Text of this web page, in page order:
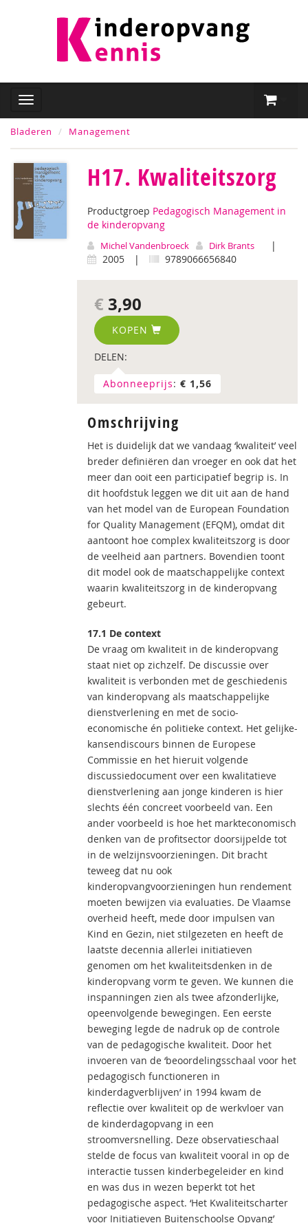
Bladeren Management
H17. Kwaliteitszorg
Productgroep Pedagogisch Management in
de kinderopvang
Michel Vandenbroeck Dirk Brants
|
2005
| 9789066656840
€ 3,90
KOPEN
DELEN:
Abonneeprijs: € 1,56
Omschrijving
Het is duidelijk dat we vandaag ‘kwaliteit’ veel
breder definiëren dan vroeger en ook dat het
meer dan ooit een participatief begrip is. In
dit hoofdstuk leggen we dit uit aan de hand
van het model van de European Foundation
for Quality Management (EFQM), omdat dit
aantoont hoe complex kwaliteitszorg is door
de veelheid aan partners. Bovendien toont
dit model ook de maatschappelijke context
waarin kwaliteitszorg in de kinderopvang
gebeurt.
17.1 De context
De vraag om kwaliteit in de kinderopvang
staat niet op zichzelf. De discussie over
kwaliteit is verbonden met de geschiedenis
van kinderopvang als maatschappelijke
dienstverlening en met de socio-
economische én politieke context. Het gelijke-
kansendiscours binnen de Europese
Commissie en het hieruit volgende
discussiedocument over een kwalitatieve
dienstverlening aan jonge kinderen is hier
slechts één concreet voorbeeld van. Een
ander voorbeeld is hoe het markteconomisch
denken van de profitsector doorsijpelde tot
in de welzijnsvoorzieningen. Dit bracht
teweeg dat nu ook
kinderopvangvoorzieningen hun rendement
moeten bewijzen via evaluaties. De Vlaamse
overheid heeft, mede door impulsen van
Kind en Gezin, niet stilgezeten en heeft de
laatste decennia allerlei initiatieven
genomen om het kwaliteitsdenken in de
kinderopvang vorm te geven. We kunnen die
inspanningen zien als twee afzonderlijke,
opeenvolgende bewegingen. Een eerste
beweging legde de nadruk op de controle
van de pedagogische kwaliteit. Door het
invoeren van de ‘beoordelingsschaal voor het
pedagogisch functioneren in
kinderdagverblijven’ in 1994 kwam de
reflectie over kwaliteit op de werkvloer van
de kinderdagopvang in een
stroomversnelling. Deze observatieschaal
stelde de focus van kwaliteit vooral in op de
interactie tussen kinderbegeleider en kind
en was dus in wezen beperkt tot het
pedagogische aspect. ‘Het Kwaliteitscharter
voor Initiatieven Buitenschoolse Opvang’